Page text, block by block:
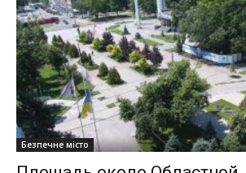
Безпечне місто